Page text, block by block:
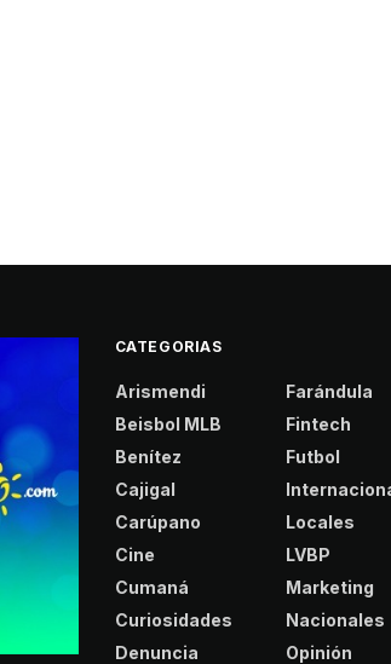
CATEGORIAS
Arismendi
Beisbol MLB
Benítez
Cajigal
Carúpano
Cine
Cumaná
Curiosidades
Denuncia
Farándula
Fintech
Futbol
Locales
LVBP
Marketing
Nacionales
Opinión